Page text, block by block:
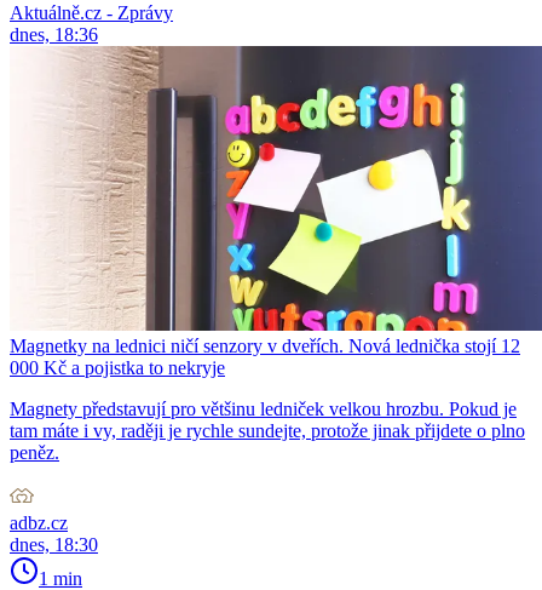
Aktuálně.cz - Zprávy
dnes, 18:36
Magnetky na lednici ničí senzory v dveřích. Nová lednička stojí 12
000 Kč a pojistka to nekryje
Magnety představují pro většinu ledniček velkou hrozbu. Pokud je
tam máte i vy, raději je rychle sundejte, protože jinak přijdete o plno
peněz.
adbz.cz
dnes, 18:30
1 min